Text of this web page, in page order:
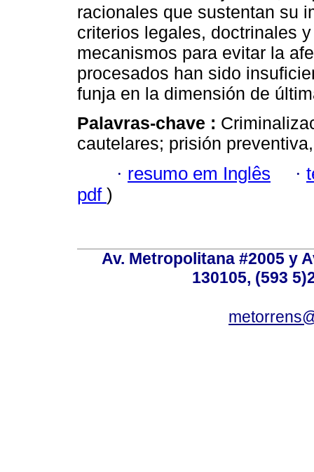
racionales que sustentan su
criterios legales, doctrinales
mecanismos para evitar la
procesados han sido
funja en la dimensión de
Palavras-chave :
cautelares; prisión
· resumo em Inglês ·
pdf )
Av. Metropolitana #2005 y
130105, (593